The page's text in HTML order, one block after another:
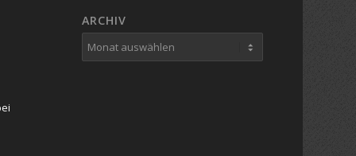
ARCHIV